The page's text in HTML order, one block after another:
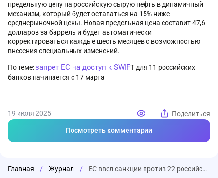
предельную цену на российскую сырую нефть в динамичный
механизм, который будет оставаться на 15% ниже
среднерыночной цены. Новая предельная цена составит 47,6
долларов за баррель и будет автоматически
корректироваться каждые шесть месяцев с возможностью
внесения специальных изменений.
По теме:запрет ЕС на доступ к SWIFT для 11 российских
банков начинается с 17 марта
19 июля 2025 Поделиться
Посмотреть комментарии
Главная / Журнал / ЕС ввел санкции против 22 российских банков